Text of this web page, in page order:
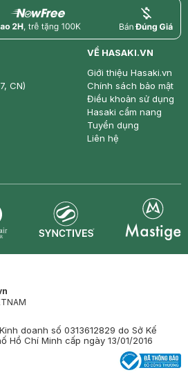
price
CN)
VỀ HASAKI.VN
Giới thiệu Hasaki.vn
Chính sách bảo mật
Điều khoản sử dụng
Hasaki cẩm nang
Tuyển dụng
Liên hệ
doanh số 0313612829 do Sở Kế
Hồ Chí Minh cấp ngày 13/01/2016